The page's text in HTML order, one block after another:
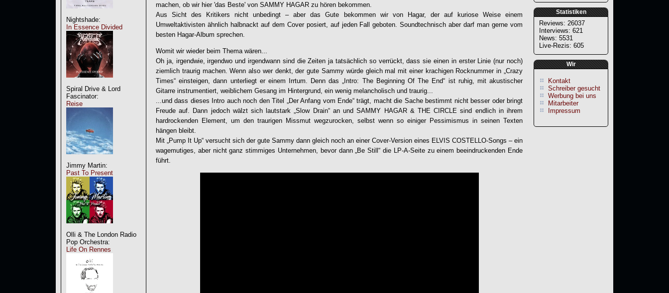
Nightshade:
In Essence Divided
Spiral Drive & Lord
Fascinator:
Reise
Jimmy Martin:
Past To Present
Olli & The London Radio
Pop Orchestra:
Life On Rennes
Statistiken
Reviews: 26037
Interviews: 621
News: 5531
Live-Rezis: 605
Wir
Kontakt
Schreiber gesucht
Werbung bei uns
Mitarbeiter
Impressum
machen, ob wir hier 'das Beste' von SAMMY HAGAR zu hören bekommen.
Aus Sicht des Kritikers nicht unbedingt – aber das Gute bekommen wir von Hagar, der auf kuriose Weise einem
Umweltaktivisten ähnlich halbnackt auf dem Cover posiert, auf jeden Fall geboten. Soundtechnisch aber darf man gerne vom
besten Hagar-Album sprechen.
Womit wir wieder beim Thema wären...
Oh ja, irgendwie, irgendwo und irgendwann sind die Zeiten ja tatsächlich so verrückt, dass sie einen in erster Linie (nur noch)
ziemlich traurig machen. Wenn also wer denkt, der gute Sammy würde gleich mal mit einer krachigen Rocknummer in „Crazy
Times“ einsteigen, dann unterliegt er einem Irrtum. Denn das „Intro: The Beginning Of The End“ ist ruhig, mit akustischer
Gitarre instrumentiert, weiblichem Gesang im Hintergrund, ein wenig melancholisch und traurig...
...und dass dieses Intro auch noch den Titel „Der Anfang vom Ende“ trägt, macht die Sache bestimmt nicht besser oder bringt
Freude auf. Dann jedoch wälzt sich lautstark „Slow Drain“ an undSAMMY HAGAR & THE CIRCLE sind endlich in ihrem
hardrockenden Element, um den traurigen Missmut wegzurocken, selbst wenn so einiger Pessimismus in seinen Texten
hängen bleibt.
Mit „Pump It Up“ versucht sich der gute Sammy dann gleich noch an einer Cover-Version eines ELVIS COSTELLO-Songs – ein
wagemutiges, aber nicht ganz stimmiges Unternehmen, bevor dann „Be Still“ die LP-A-Seite zu einem beeindruckenden Ende
führt.